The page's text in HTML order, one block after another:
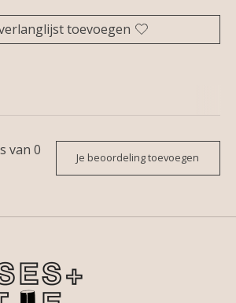
toevoegen
van 0
Je beoordeling toevoegen